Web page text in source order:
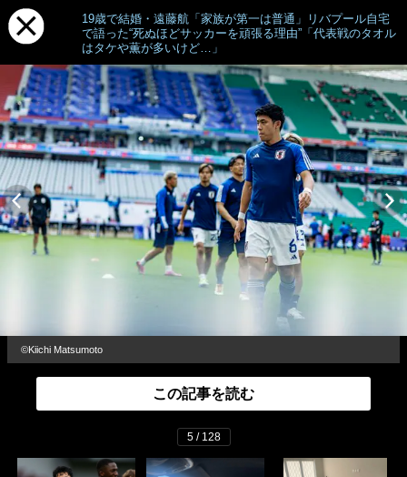
19歳で結婚・遠藤航「家族が第一は普通」リバプール自宅
で語った“死ぬほどサッカーを頑張る理由”「代表戦のタオル
はタケや薫が多いけど…」
©︎Kiichi Matsumoto
この記事を読む
5 / 128